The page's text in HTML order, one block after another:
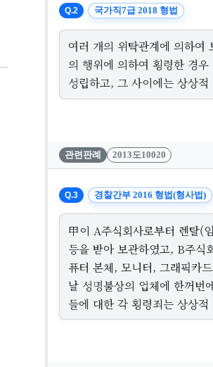
Q.2 국가직7급 2018 형법
여러 개의 위탁관계에 의하여
의 행위에 의하여 횡령한 경
성립하고, 그 사이에는 상상
관련판례 2013도10020
Q.3 경찰간부 2016 형법(형사법)
甲이 A주식회사로부터 렌탈(
등을 받아 보관하였고, B주식
퓨터 본체, 모니터, 그래픽카
날 성명불상의 업체에 한꺼번
들에 대한 각 횡령죄는 상상